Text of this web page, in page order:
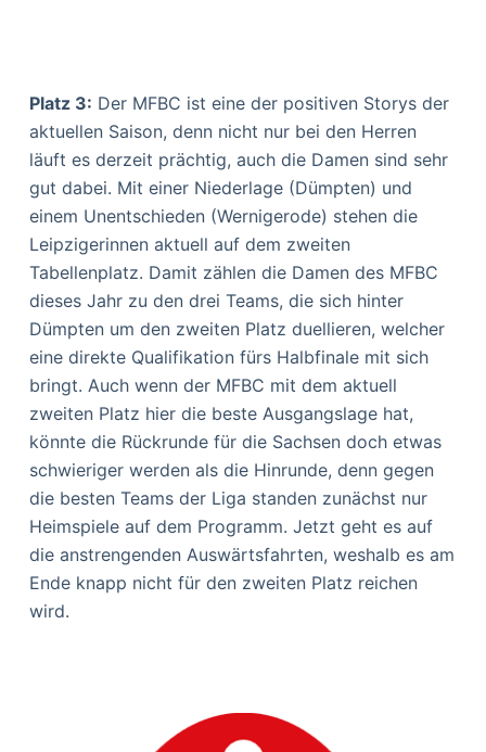
Platz 3: Der MFBC ist eine der positiven Storys der
aktuellen Saison, denn nicht nur bei den Herren
läuft es derzeit prächtig, auch die Damen sind sehr
gut dabei. Mit einer Niederlage (Dümpten) und
einem Unentschieden (Wernigerode) stehen die
Leipzigerinnen aktuell auf dem zweiten
Tabellenplatz. Damit zählen die Damen des MFBC
dieses Jahr zu den drei Teams, die sich hinter
Dümpten um den zweiten Platz duellieren, welcher
eine direkte Qualifikation fürs Halbfinale mit sich
bringt. Auch wenn der MFBC mit dem aktuell
zweiten Platz hier die beste Ausgangslage hat,
könnte die Rückrunde für die Sachsen doch etwas
schwieriger werden als die Hinrunde, denn gegen
die besten Teams der Liga standen zunächst nur
Heimspiele auf dem Programm. Jetzt geht es auf
die anstrengenden Auswärtsfahrten, weshalb es am
Ende knapp nicht für den zweiten Platz reichen
wird.